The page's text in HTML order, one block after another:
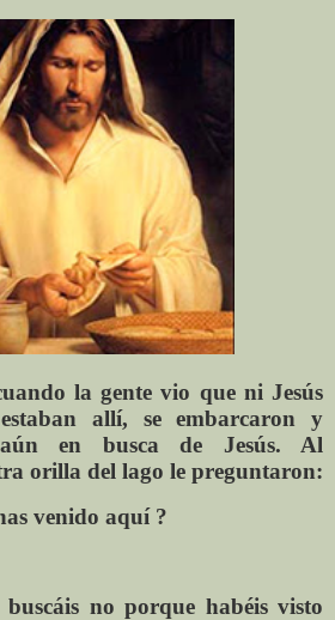
la gente vio que ni Jesús
allí, se embarcaron y
en busca de Jesús. Al
orilla del lago le preguntaron:
venido aquí ?
no porque habéis visto